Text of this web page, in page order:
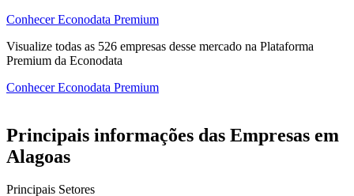
Conhecer Econodata Premium
Visualize todas as 526 empresas desse mercado na Plataforma
Premium da Econodata
Conhecer Econodata Premium
Principais informações das Empresas em
Alagoas
Principais Setores